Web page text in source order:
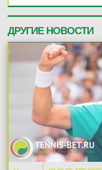
ДРУГИЕ НОВОСТИ